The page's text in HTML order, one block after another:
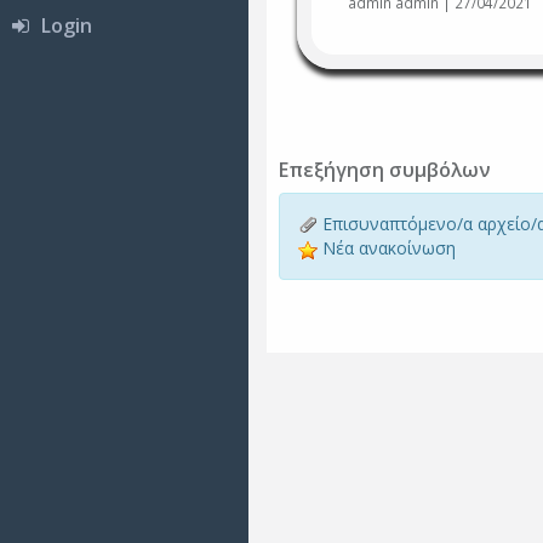
Login
Επεξήγηση συμβόλων
Επισυναπτόμενο/α αρχείο/
Νέα ανακοίνωση